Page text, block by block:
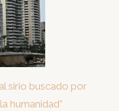
sirio buscado por
humanidad”